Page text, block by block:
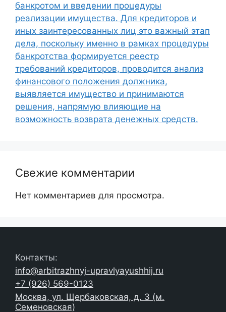
банкротом и введении процедуры
реализации имущества. Для кредиторов и
иных заинтересованных лиц это важный этап
дела, поскольку именно в рамках процедуры
банкротства формируется реестр
требований кредиторов, проводится анализ
финансового положения должника,
выявляется имущество и принимаются
решения, напрямую влияющие на
возможность возврата денежных средств.
Свежие комментарии
Нет комментариев для просмотра.
Контакты:
info@arbitrazhnyj-upravlyayushhij.ru
+7 (926) 569-0123
Москва, ул. Щербаковская, д. 3 (м.
Семеновская)